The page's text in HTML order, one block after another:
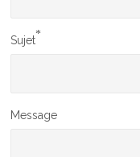
Sujet*
Message